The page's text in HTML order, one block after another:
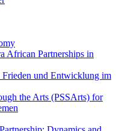
African Partnerships in
Frieden und Entwicklung im
the Arts (PSSArts) for